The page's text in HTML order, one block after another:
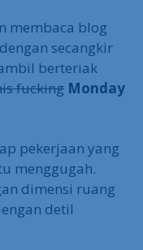
membaca blog
secangkir
berteriak
fuckingMonday
pekerjaan yang
menggugah.
dimensi ruang
detil